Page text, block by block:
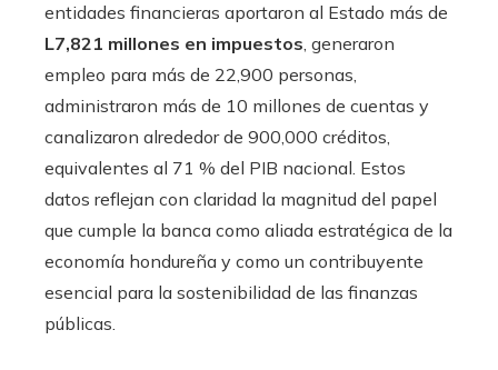
entidades financieras aportaron al Estado más de
L7,821 millones en impuestos, generaron
empleo para más de 22,900 personas,
administraron más de 10 millones de cuentas y
canalizaron alrededor de 900,000 créditos,
equivalentes al 71 % del PIB nacional. Estos
datos reflejan con claridad la magnitud del papel
que cumple la banca como aliada estratégica de la
economía hondureña y como un contribuyente
esencial para la sostenibilidad de las finanzas
públicas.